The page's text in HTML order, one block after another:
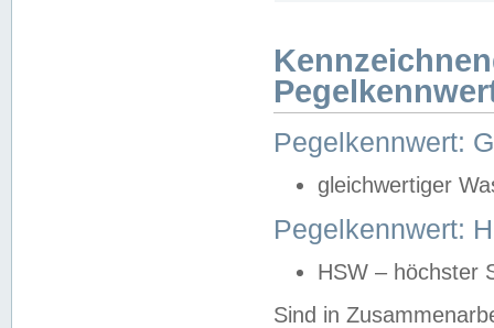
Pegelkennwert:
gleichwertiger
Pegelkennwert:
HSW – höchster
Sind in